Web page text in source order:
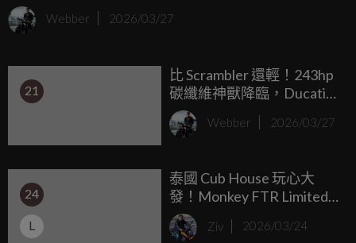
數萬元，對於剛入門的見習車友而言，仍是一道不小的門
檻。Alpinestars台灣總代理大橋在今年特別與SUPERMOTO8
借服務」，包括連身皮衣、車靴與手套等，全套頂尖配備在
賽道日租借只要4,000元，即可享有與國際車手同等級的安全
Webber 2026/03/27
21
比 Scrambler 還輕！243hp
碳纖維神獸降臨，Ducati
Superleggera V4
Centenario 百週年紀念版
Webber 2026/03/27
24
L
泰國 Cub House 玩心大
發！Monkey FTR Limited
Edition 限量 125 台發表，
紅白藍傳奇塗裝向 80 年代
Ziv 2026/03/24